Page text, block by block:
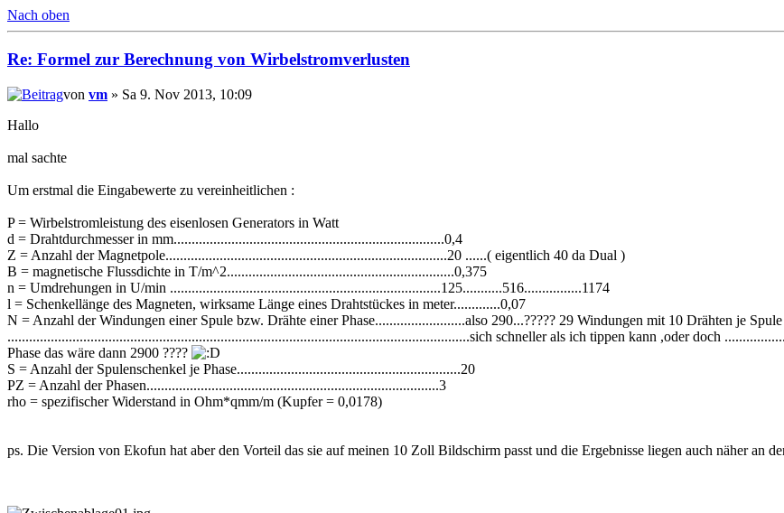
Nach oben
Re: Formel zur Berechnung von Wirbelstromverlusten
von vm » Sa 9. Nov 2013, 10:09
Hallo
mal sachte
Um erstmal die Eingabewerte zu vereinheitlichen :
P = Wirbelstromleistung des eisenlosen Generators in Watt
d = Drahtdurchmesser in mm...........................................................................0,4
Z = Anzahl der Magnetpole..............................................................................20 ......( eigentlich 40 da Dual )
B = magnetische Flussdichte in T/m^2...............................................................0,375
n = Umdrehungen in U/min ...........................................................................125...........516................1174
l = Schenkellänge des Magneten, wirksame Länge eines Drahtstückes in meter.............0,07
N = Anzahl der Windungen einer Spule bzw. Drähte einer Phase.........................also 290...????? 29 Windungen mit 10 Drähten je Spule
................................................................................................................................sich schneller als ich tippen kann ,oder doch
Phase das wäre dann 2900 ????
S = Anzahl der Spulenschenkel je Phase..............................................................20
PZ = Anzahl der Phasen.................................................................................3
rho = spezifischer Widerstand in Ohm*qmm/m (Kupfer = 0,0178)
ps. Die Version von Ekofun hat aber den Vorteil das sie auf meinen 10 Zoll Bildschirm passt und die Ergebnisse liegen auch näher an